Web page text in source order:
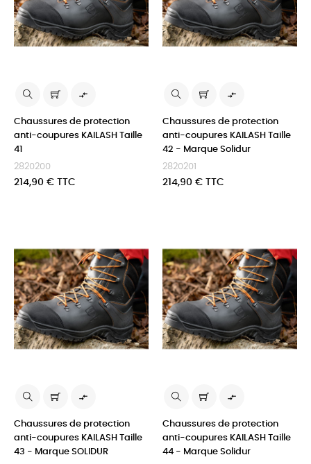

Chaussures de protection
anti-coupures KAILASH Taille
41
2820200
Prix
214,90 € TTC

Chaussures de protection
anti-coupures KAILASH Taille
42 - Marque Solidur
2820201
Prix
214,90 € TTC

Chaussures de protection
anti-coupures KAILASH Taille
43 - Marque SOLIDUR

Chaussures de protection
anti-coupures KAILASH Taille
44 - Marque Solidur